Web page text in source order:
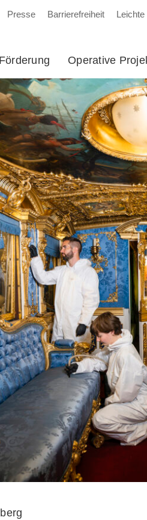
Presse Barrierefreiheit
Förderung Operative